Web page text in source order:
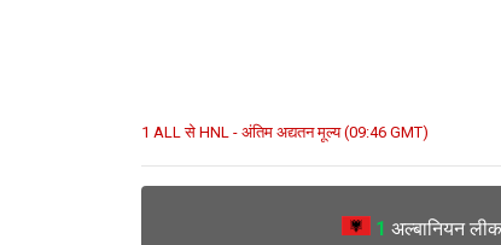
1 ALL से HNL - अंतिम अद्यतन मूल्य (09:46 GMT)
1 अल्बानियन